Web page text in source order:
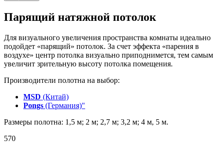
Парящий натяжной потолок
Для визуального увеличения пространства комнаты идеально
подойдет «парящий» потолок. За счет эффекта «парения в
воздухе» центр потолка визуально приподнимется, тем самым
увеличит зрительную высоту потолка помещения.
Производители полотна на выбор:
MSD (Китай)
Pongs (Германия)"
Размеры полотна: 1,5 м; 2 м; 2,7 м; 3,2 м; 4 м, 5 м.
570